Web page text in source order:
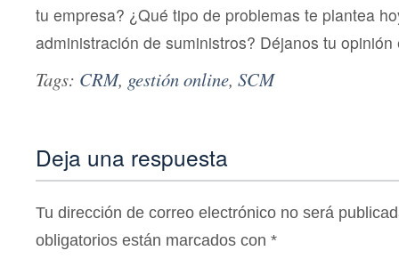
tu empresa? ¿Qué tipo de problemas te plantea
administración de suministros? Déjanos tu
Tags: CRM, gestión online, SCM
Deja una respuesta
Tu dirección de correo electrónico no será
obligatorios están marcados con *